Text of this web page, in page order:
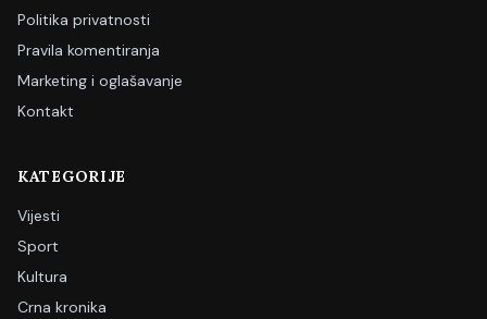
Politika privatnosti
Pravila komentiranja
Marketing i oglašavanje
Kontakt
KATEGORIJE
Vijesti
Sport
Kultura
Crna kronika